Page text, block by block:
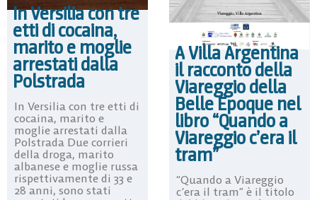
In Versilia con tre
etti di cocaina,
marito e moglie
arrestati dalla
Polstrada
In Versilia con tre etti di
cocaina, marito e
moglie arrestati dalla
Polstrada Due corrieri
della droga, marito
albanese e moglie russa
rispettivamente di 33 e
28 anni, sono stati
A Villa Argentina
il racconto della
Viareggio della
Belle Epoque nel
libro “Quando a
Viareggio c’era il
tram”
“Quando a Viareggio
c’era il tram” è il titolo